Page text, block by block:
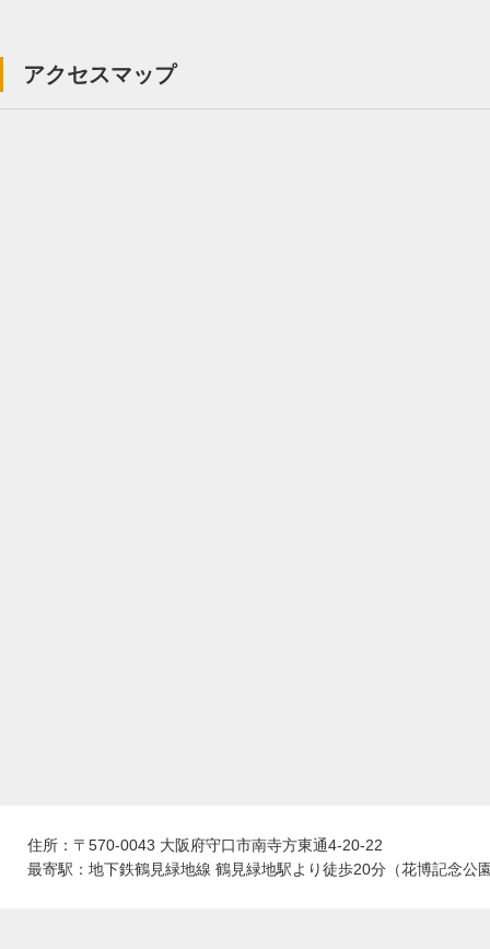
アクセスマップ
住所：〒570-0043 大阪府守口市南寺方東通4-20-22
最寄駅：地下鉄鶴見緑地線 鶴見緑地駅より徒歩20分（花博記念公